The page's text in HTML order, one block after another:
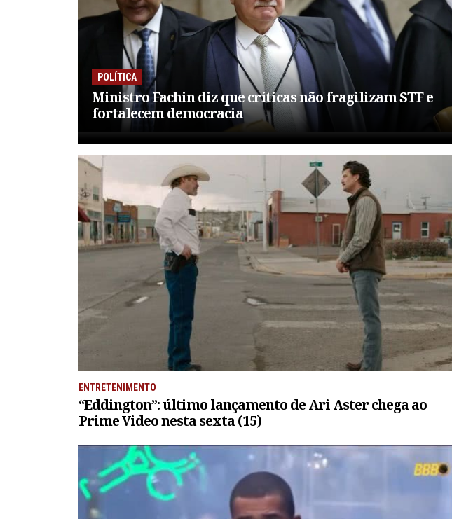
POLÍTICA
Ministro Fachin diz que críticas não fragilizam STF e
fortalecem democracia
ENTRETENIMENTO
“Eddington”: último lançamento de Ari Aster chega ao
Prime Video nesta sexta (15)